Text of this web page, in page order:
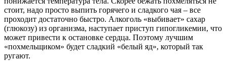
стоит, надо просто выпить горячего и сладкого чая – все
проходит достаточно быстро. Алкоголь «выбивает» сахар
(глюкозу) из организма, наступает приступ гипогликемии, что
может привести к остановке сердца. Поэтому лучшим
«похмельщиком» будет сладкий «белый яд», который так
ругают.